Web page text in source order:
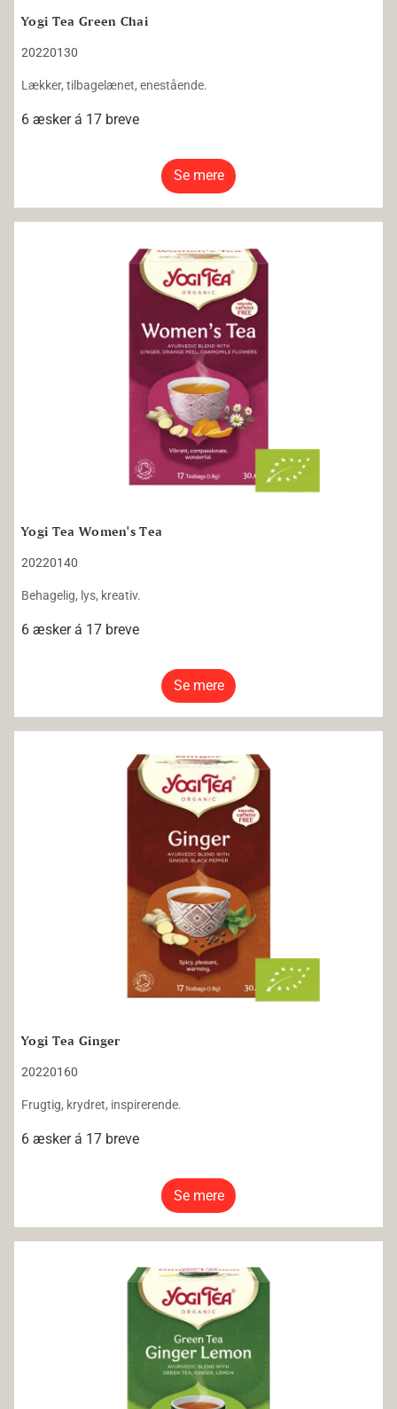
Yogi Tea Green Chai
20220130
Lækker, tilbagelænet, enestående.
6 æsker á 17 breve
Se mere
Yogi Tea Women's Tea
20220140
Behagelig, lys, kreativ.
6 æsker á 17 breve
Se mere
Yogi Tea Ginger
20220160
Frugtig, krydret, inspirerende.
6 æsker á 17 breve
Se mere